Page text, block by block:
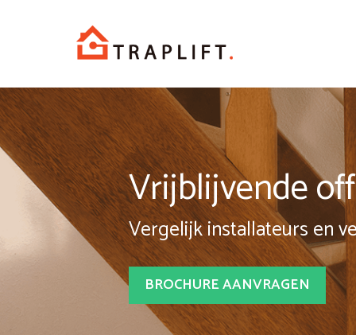
Vrijblijvende
Vergelijk installateurs en
BROCHURE AANVRAGEN